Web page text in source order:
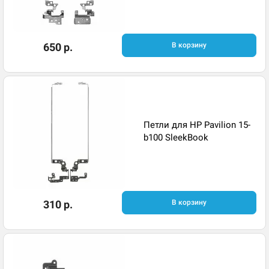
650 р. В корзину
Петли для HP Pavilion 15-
b100 SleekBook
310 р. В корзину